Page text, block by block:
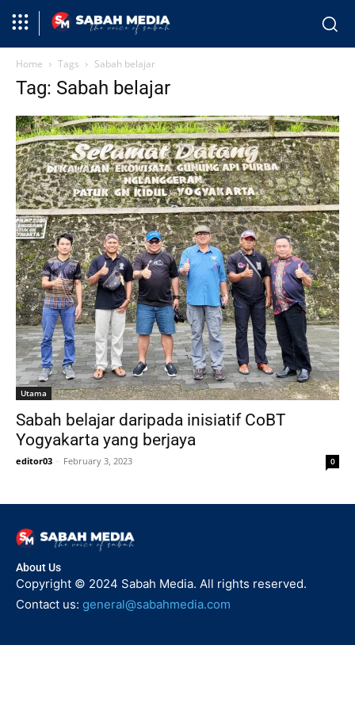
Home Tags Sabah belajar
Tag: Sabah belajar
Utama
Sabah belajar daripada inisiatif CoBT
Yogyakarta yang berjaya
editor03 - February 3, 2023 0
About Us
Copyright © 2024 Sabah Media. All rights reserved.
Contact us: general@sabahmedia.com